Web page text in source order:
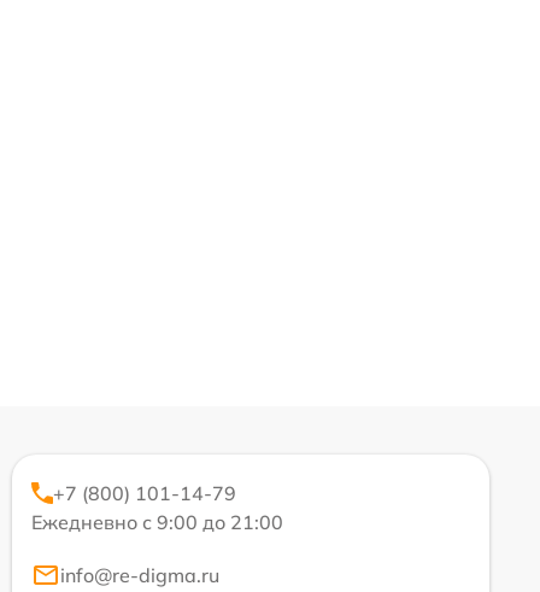
+7 (800) 101-14-79
Ежедневно с 9:00 до 21:00
info@re-digma.ru